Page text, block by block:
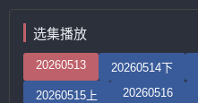
选集播放
20260513 20260514下
20260515上 20260516